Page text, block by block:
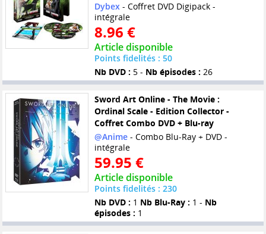
Dybex- Coffret DVD Digipack -
intégrale
8.96 €
Article disponible
Points fidelités : 50
Nb DVD : 5 - Nb épisodes : 26
Sword Art Online - The Movie :
Ordinal Scale - Edition Collector -
Coffret Combo DVD + Blu-ray
@Anime- Combo Blu-Ray + DVD -
intégrale
59.95 €
Article disponible
Points fidelités : 230
Nb DVD : 1 Nb Blu-Ray : 1 - Nb
épisodes : 1